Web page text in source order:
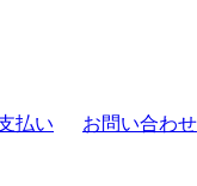
払い お問い合わせ